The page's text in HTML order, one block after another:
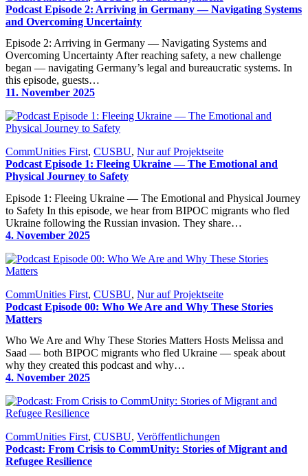
Podcast Episode 2: Arriving in Germany — Navigating Systems
and Overcoming Uncertainty
Episode 2: Arriving in Germany — Navigating Systems and
Overcoming Uncertainty After reaching safety, a new challenge
began — navigating Germany’s legal and bureaucratic systems. In
this episode, guests…
11. November 2025
CommUnities First, CUSBU, Nur auf Projektseite
Podcast Episode 1: Fleeing Ukraine — The Emotional and
Physical Journey to Safety
Episode 1: Fleeing Ukraine — The Emotional and Physical Journey
to Safety In this episode, we hear from BIPOC migrants who fled
Ukraine following the Russian invasion. They share…
4. November 2025
CommUnities First, CUSBU, Nur auf Projektseite
Podcast Episode 00: Who We Are and Why These Stories
Matters
Who We Are and Why These Stories Matters Hosts Melissa and
Saad — both BIPOC migrants who fled Ukraine — speak about
why they created this podcast and why…
4. November 2025
CommUnities First, CUSBU, Veröffentlichungen
Podcast: From Crisis to CommUnity: Stories of Migrant and
Refugee Resilience